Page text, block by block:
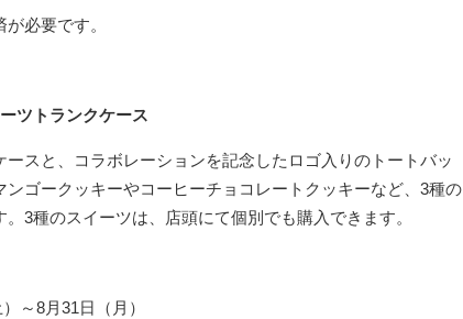
必要です。
ツトランクケース
スと、コラボレーションを記念したロゴ入りのトートバッ
ゴークッキーやコーヒーチョコレートクッキーなど、3種の
3種のスイーツは、店頭にて個別でも購入できます。
～8月31日（月）